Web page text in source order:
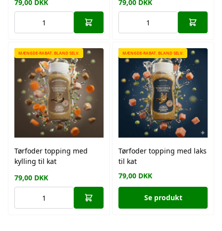
79,00 DKK
79,00 DKK
MÆNGDE-RABAT. BLAND SELV.
Tørfoder topping med
kylling til kat
79,00 DKK
MÆNGDE-RABAT. BLAND SELV.
Tørfoder topping med laks
til kat
79,00 DKK
Se produkt